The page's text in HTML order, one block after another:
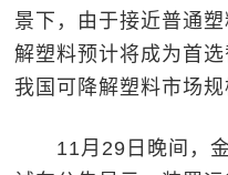
景下，由于接近普通
解塑料预计将成为首
我国可降解塑料市场规
11月29日晚间，金